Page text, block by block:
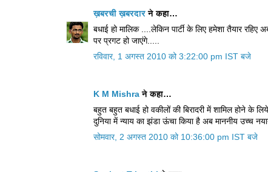
ख़बरची ख़बरदारने कहा…
बधाई हो मालिक ....लेकिन पार्टी के लिए हमेशा तैयार
पर प्रगट हो जाएंगे.....
रविवार, 1 अगस्त 2010 को 3:22:00 pm IST बजे
K M Mishraने कहा…
बहुत बहुत बधाई हो वकीलों की बिरादरी में शामिल होने
दुनिया में न्याय का झंडा ऊंचा किया है अब माननीय उच्च
सोमवार, 2 अगस्त 2010 को 10:36:00 pm IST बजे